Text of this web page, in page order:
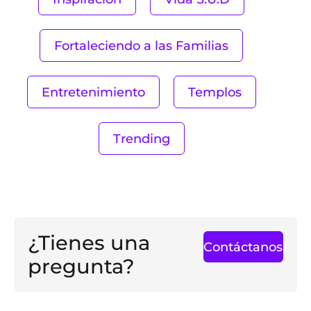
Fortaleciendo a las Familias
Entretenimiento Templos
Trending
¿Tienes una
pregunta?
Contáctanos